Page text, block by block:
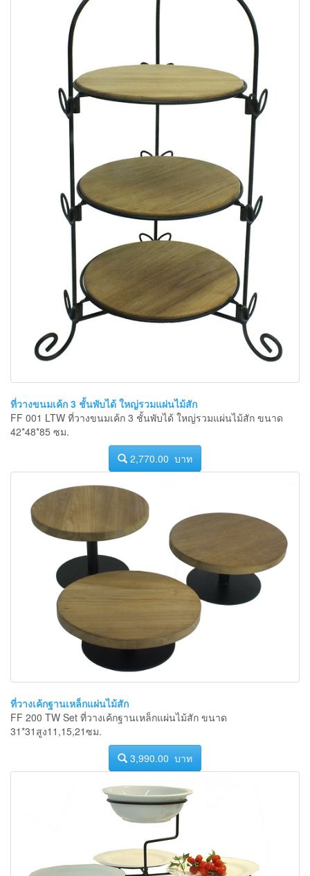
ที่วางขนมเค้ก 3 ชั้นพับได้ ใหญ่รวมแผ่นไม้สัก
FF 001 LTW ที่วางขนมเค้ก 3 ชั้นพับได้ ใหญ่รวมแผ่นไม้สัก ขนาด
42*48*85 ซม.
2,770.00 บาท
ที่วางเค้กฐานเหล็กแผ่นไม้สัก
FF 200 TW Set ที่วางเค้กฐานเหล็กแผ่นไม้สัก ขนาด
31*31สูง11,15,21ซม.
3,990.00 บาท